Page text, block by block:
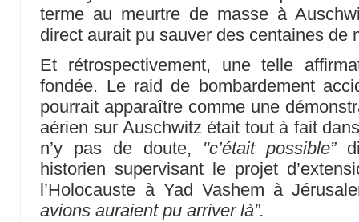
terme au meurtre de masse à
direct aurait pu sauver des centaines de
Et rétrospectivement, une telle
fondée. Le raid de bombardement
pourrait apparaître comme une
aérien sur Auschwitz était tout à fait
n’y pas de doute, "c’était possible”
historien supervisant le projet
l’Holocauste à Yad Vashem à
avions auraient pu arriver là”.